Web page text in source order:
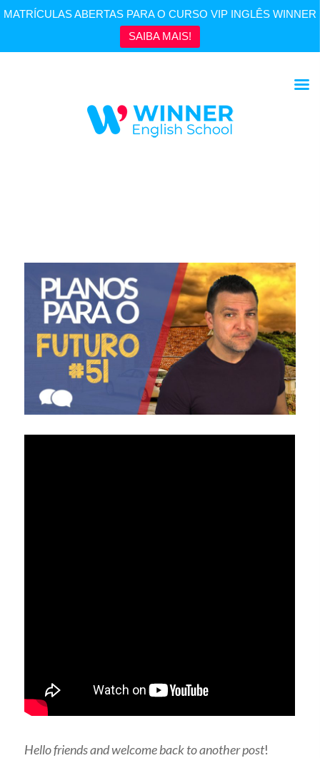
MATRÍCULAS ABERTAS PARA O CURSO VIP INGLÊS WINNER
SAIBA MAIS!
Hello friends and welcome back to another post!